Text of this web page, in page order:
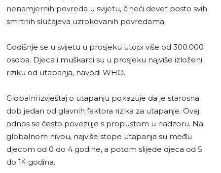
nenamjernih povreda u svijetu, čineći devet posto svih
smrtnih slučajeva uzrokovanih povredama.
Godišnje se u svijetu u prosjeku utopi više od 300.000
osoba. Djeca i muškarci su u prosjeku najviše izloženi
riziku od utapanja, navodi WHO.
Globalni izvještaj o utapanju pokazuje da je starosna
dob jedan od glavnih faktora rizika za utapanje. Ovaj
odnos se često povezuje s propustom u nadzoru. Na
globalnom nivou, najviše stope utapanja su među
djecom od 0 do 4 godine, a potom slijede djeca od 5
do 14 godina.